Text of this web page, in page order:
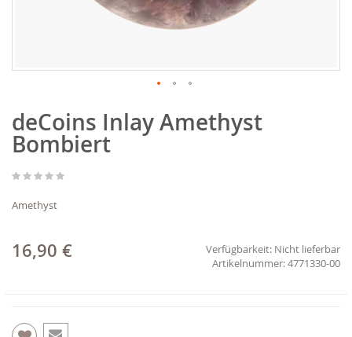
Anfang
der
Bildgalerie
deCoins Inlay Amethyst
Bombiert
Amethyst
16,90 € Verfügbarkeit: Nicht lieferbar
4771330-00